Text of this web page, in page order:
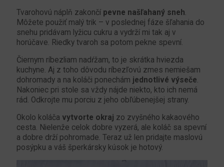
Tvarohovú náplň zakončí pevne našľahaný sneh
Môžete použiť malý trik – v poslednej fáze šľahania do
snehu pridávam lyžicu cukru a vydrží mi tak aj v
horúčave. Riedky tvaroh sa potom pekne spevní.
Čiernym ríbezliam nadŕžam, to je skrátka hviezda
kuchyne. Aj z toho dôvodu ríbezľovú zmes nemiešam
dohromady a na koláči ponechám jednotlivé výseče
Nakoniec pri stole sa vždy nájde niekto, kto ich nemá
rád. Odkrojte mu porciu z jeho obľúbenejšej strany.
Okolo koláča vytvorte okraj zo zvyšného kakaového
cesta. Nielenže celok dobre vyzerá, ale koláč sa spevní
a dobre drží pohromade. Teraz už len pridajte maslovú
posýpku a váš šperkársky kúsok je hotový.